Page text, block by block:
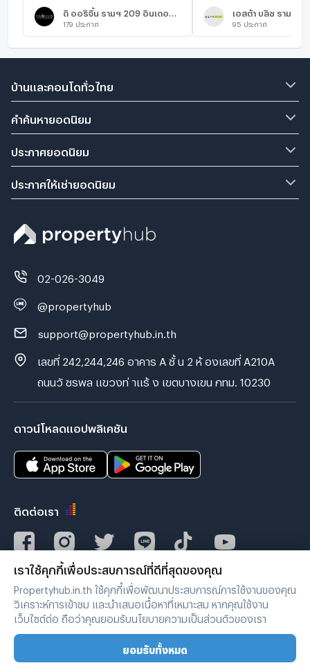
179 ประกาศ
เอสต้า บลิซ รามอินท
95 ประกาศ
บ้านและคอนโดทั่วไทย
คำค้นหายอดนิยม
ประกาศยอดนิยม
ประกาศให้เช่ายอดนิยม
02-026-3049
@propertyhub
support@propertyhub.in.th
เลขที่ 242,244,246 อาคาร A ชั้ น 2 ห้ องเลขที่ A210A
ถนนวั ชรพล แขวงท่ าแร้ ง เขตบางเขน กทม. 10230
ดาวน์โหลดแอปพลิเคชัน
ติดต่อเรา
Copyright © 2019-2020
เราใช้คุกกี้เพื่อประสบการณ์ที่ดีที่สุดของคุณ
Propertyhub.in.th ใช้คุกกี้เพื่อพัฒนาประสบการณ์การใช้งานของคุณ
วิเคราะห์การเข้าชม และนำเสนอเนื้อหาที่เหมาะสม หากคุณใช้งาน
เว็บไซต์ต่อ ถือว่าคุณยอมรับนโยบายความเป็นส่วนตัวของเรา
ยอมรับทั้งหมด